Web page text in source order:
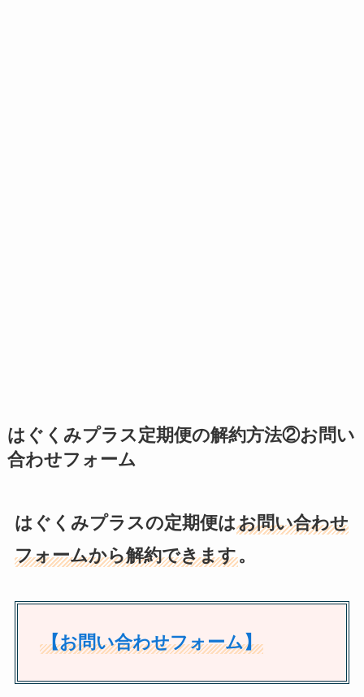
はぐくみプラス定期便の解約方法②お問い
合わせフォーム
はぐくみプラスの定期便はお問い合わせ
フォームから解約できます。
【お問い合わせフォーム】